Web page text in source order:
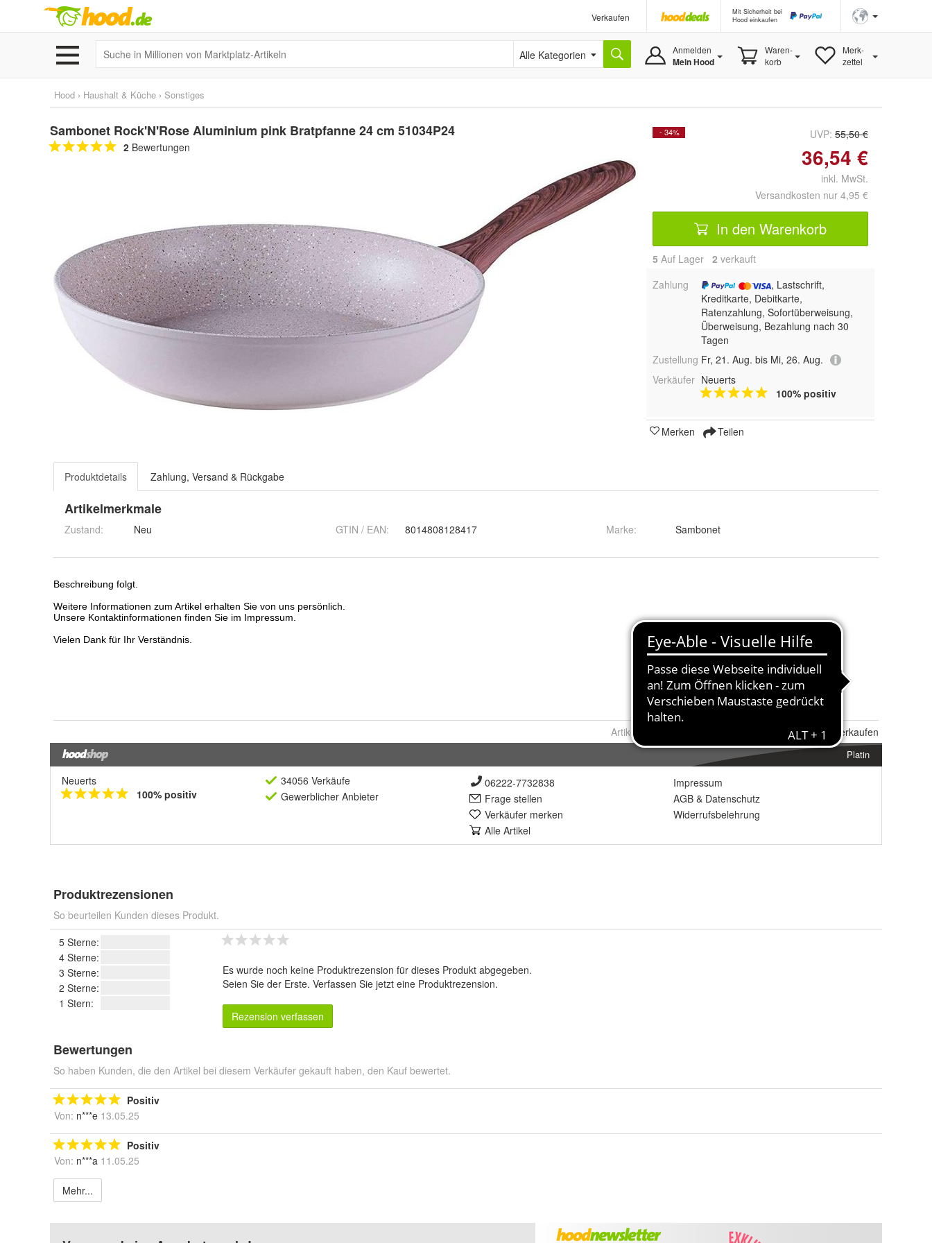
Verkaufen
Mit Sicherheit bei
Hood einkaufen
Alle Kategorien Anmelden
Mein Hood
Waren-
korb
Merk-
zettel
Hood › Haushalt & Küche › Sonstiges
Sambonet Rock'N'Rose Aluminium pink Bratpfanne 24 cm 51034P24
2 Bewertungen
- 34% UVP: 55,50 €
36,54 €
inkl. MwSt.
Versandkosten nur 4,95 €
In den Warenkorb
5 Auf Lager 2 verkauft
Zahlung
, Lastschrift,
Kreditkarte, Debitkarte,
Ratenzahlung, Sofortüberweisung,
Überweisung, Bezahlung nach 30
Tagen
Zustellung Fr, 21. Aug. bis Mi, 26. Aug.
Verkäufer Neuerts
100% positiv
Merken Teilen
Produktdetails Zahlung, Versand & Rückgabe
Artikelmerkmale
Zustand: Neu GTIN / EAN: 8014808128417 Marke: Sambonet
Artikel Nr.: ÄhnlichenArtikel verkaufen
Platin
Neuerts
100% positiv
34056 Verkäufe
Gewerblicher Anbieter
06222-7732838
Frage stellen
Verkäufer merken
Alle Artikel
Impressum
AGB & Datenschutz
Widerrufsbelehrung
Produktrezensionen
So beurteilen Kunden dieses Produkt.
5 Sterne:
4 Sterne:
3 Sterne:
2 Sterne:
1 Stern:
Es wurde noch keine Produktrezension für dieses Produkt abgegeben.
Seien Sie der Erste. Verfassen Sie jetzt eine Produktrezension.
Rezension verfassen
Bewertungen
So haben Kunden, die den Artikel bei diesem Verkäufer gekauft haben, den Kauf bewertet.
Positiv
Von: n***e 13.05.25
Positiv
Von: n***a 11.05.25
Mehr...